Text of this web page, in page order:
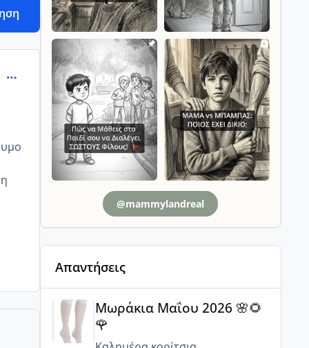
comment_925343
@mammylandreal
Απαντήσεις
Μωράκια Μαΐου 2026 🌸🌻🌹
Μωράκια Μαΐου 2026 🌸🌻
🌹